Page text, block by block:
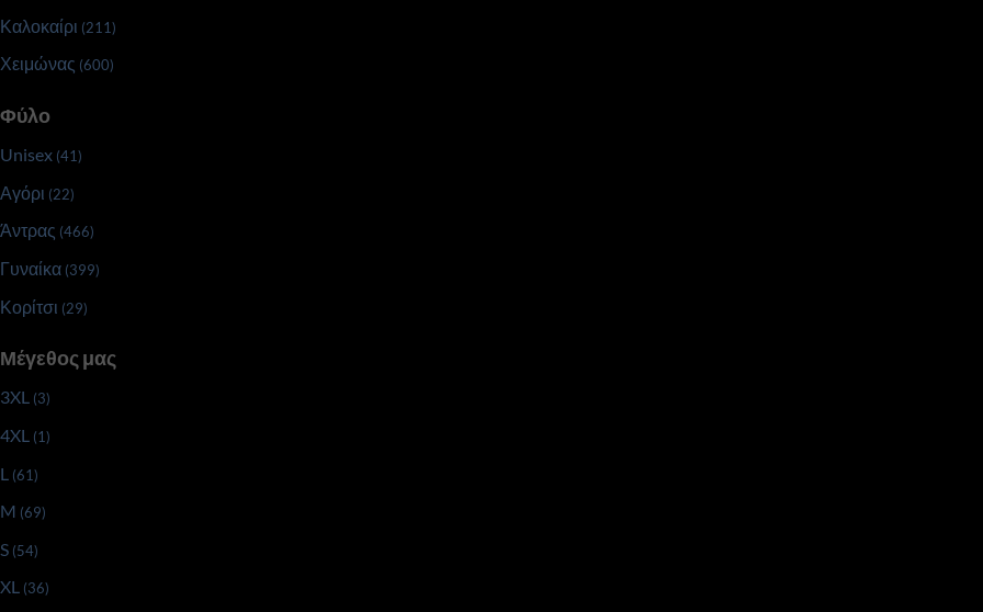
Καλοκαίρι (211)
Χειμώνας (600)
Φύλο
Unisex (41)
Αγόρι (22)
Άντρας (466)
Γυναίκα (399)
Κορίτσι (29)
Μέγεθος μας
3XL (3)
4XL (1)
L (61)
M (69)
S (54)
XL (36)